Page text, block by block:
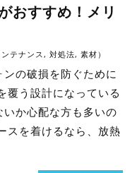
おすすめ！メリ
ンテナンス , 対処法, 素材 ）
の破損を防ぐために
覆う設計になっている
か心配な方も多いの
スを着けるなら、放熱